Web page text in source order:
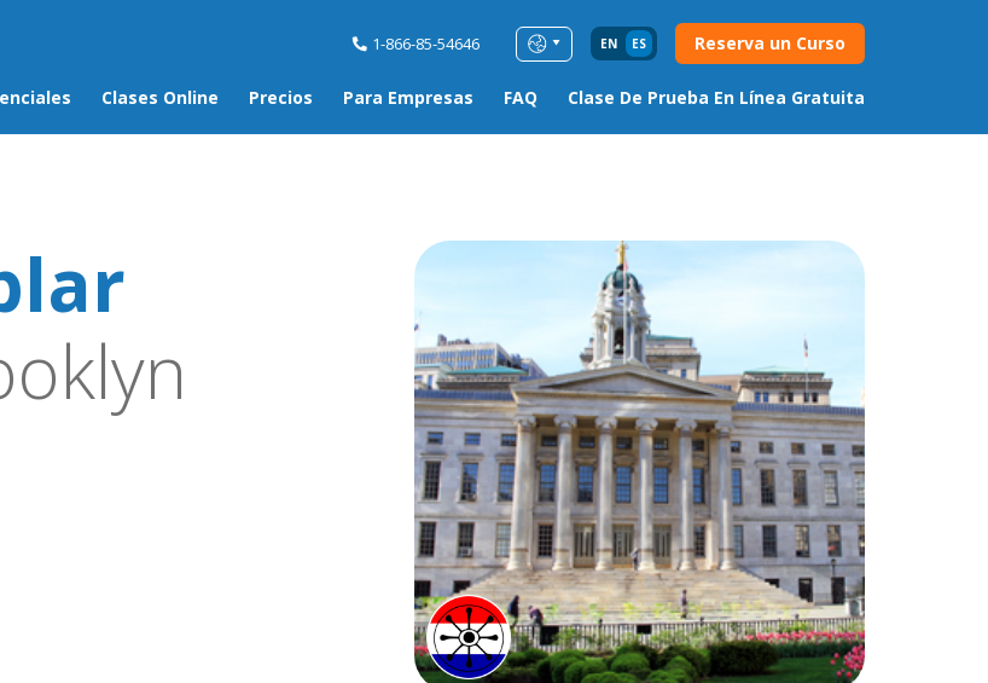
1-866-85-54646 EN ES Reserva un Curso
Clases Online Precios Para Empresas FAQ Clase De Prueba En Línea Gratuita